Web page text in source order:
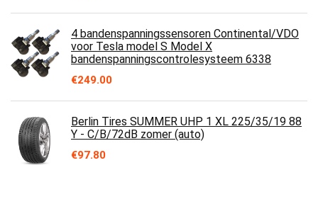
4 bandenspanningssensoren Continental/VDO
voor Tesla model S Model X
bandenspanningscontrolesysteem 6338
€249.00
Berlin Tires SUMMER UHP 1 XL 225/35/19 88
Y - C/B/72dB zomer (auto)
€97.80